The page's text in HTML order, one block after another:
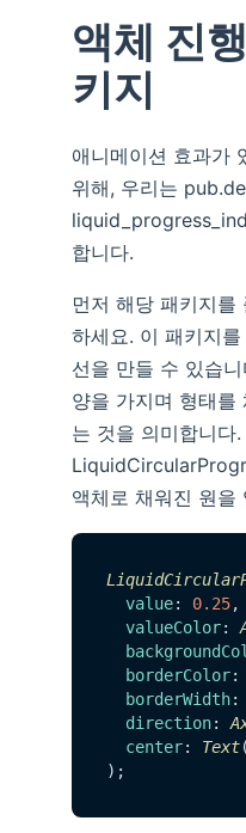
액체 진
키지
애니메이션 효과가
위해, 우리는
합니다.
먼저 해당 패키지를
하세요. 이 패키지
선을 만들 수 있습
양을 가지며 형태를
는 것을 의미합니다
액체로 채워진 원을
value: 0.25,
valueColor:
borderColor:
borderWidth:
direction:
center: Text(